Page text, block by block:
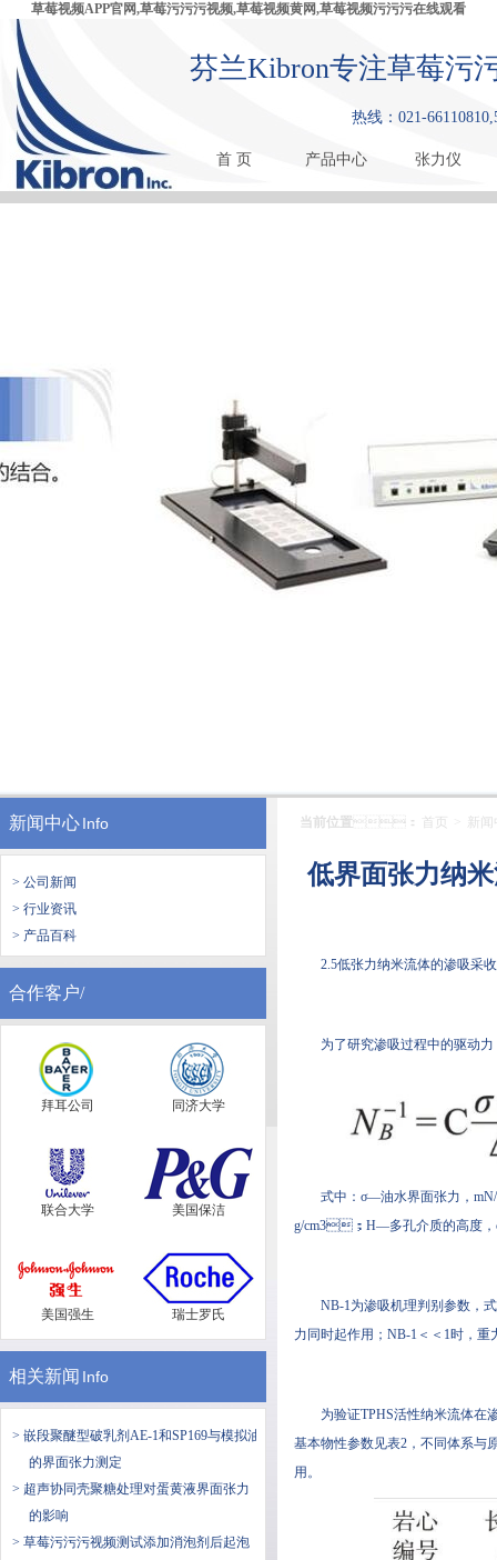
草莓视频APP官网,草莓污污污视频,草莓视频黄网,草莓视频污污污在线观看
芬兰Kibron专注草莓污污
热线：021-
首 页 产品中心 张力仪
新闻中心Info
> 公司新闻
> 行业资讯
> 产品百科
合作客户/
拜耳公司 同济大学
联合大学 美国保洁
美国强生 瑞士罗氏
相关新闻 Info
> 嵌段聚醚型破乳剂AE-1和SP169与模拟油
的界面张力测定
> 超声协同壳聚糖处理对蛋黄液界面张力
的影响
> 草莓污污污视频测试添加消泡剂后起泡
当前位置 ： 首页 > 新闻
低界面张力纳
2.5低张力纳米流体的渗吸采
为了研究渗吸过程中的驱动力
式中：σ—油水界面张力
g/cm3；H—多孔介质的高度
NB-1为渗吸机理判别参数，式
力同时起作用；NB-1＜＜1时，重
为验证TPHS活性纳米流体在
基本物性参数见表2，不同体系
用。